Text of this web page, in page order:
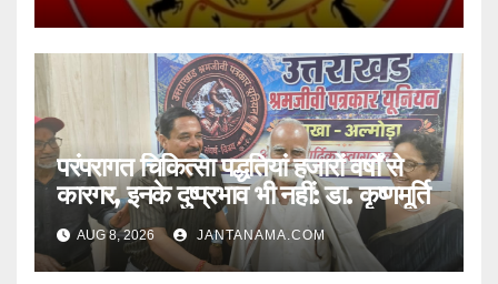
परंपरागत चिकित्सा पद्धतियां हजारों वर्षों से
कारगर, इनके दुष्प्रभाव भी नहीं: डा. कृष्णमूर्ति
AUG 8, 2026 JANTANAMA.COM